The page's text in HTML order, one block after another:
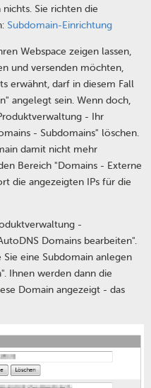
Sie richten die
Subdomain-Einrichtung
Webspace zeigen lassen,
und versenden möchten,
erwähnt, darf in diesem Fall
angelegt sein. Wenn doch,
- Ihr
- Subdomains" löschen.
damit nicht mehr
Bereich "Domains - Externe
die angezeigten IPs für die
-
Domains bearbeiten".
eine Subdomain anlegen
Ihnen werden dann die
Domain angezeigt - das